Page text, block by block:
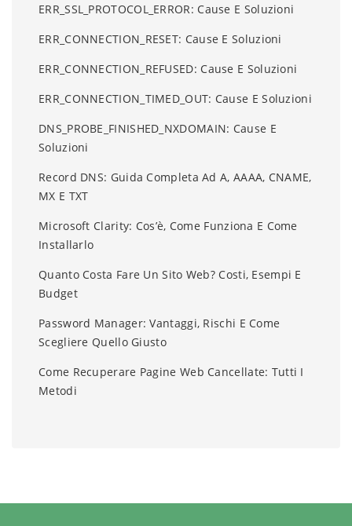
ERR_SSL_PROTOCOL_ERROR: Cause E Soluzioni
ERR_CONNECTION_RESET: Cause E Soluzioni
ERR_CONNECTION_REFUSED: Cause E Soluzioni
ERR_CONNECTION_TIMED_OUT: Cause E Soluzioni
DNS_PROBE_FINISHED_NXDOMAIN: Cause E
Soluzioni
Record DNS: Guida Completa Ad A, AAAA, CNAME,
MX E TXT
Microsoft Clarity: Cos’è, Come Funziona E Come
Installarlo
Quanto Costa Fare Un Sito Web? Costi, Esempi E
Budget
Password Manager: Vantaggi, Rischi E Come
Scegliere Quello Giusto
Come Recuperare Pagine Web Cancellate: Tutti I
Metodi